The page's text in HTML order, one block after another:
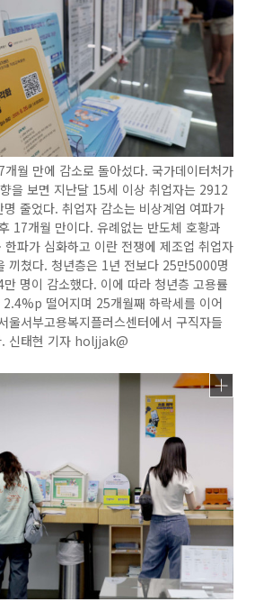
월 만에 감소로 돌아섰다. 국가데이터처가
을 보면 지난달 15세 이상 취업자는 2912
줄었다. 취업자 감소는 비상계엄 여파가
17개월 만이다. 유례없는 반도체 호황과
파가 심화하고 이란 전쟁에 제조업 취업자
끼쳤다. 청년층은 1년 전보다 25만5000명
명이 감소했다. 이에 따라 청년층 고용률
떨어지며 25개월째 하락세를 이어
울서부고용복지플러스센터에서 구직자들
. 신태현 기자 holjjak@